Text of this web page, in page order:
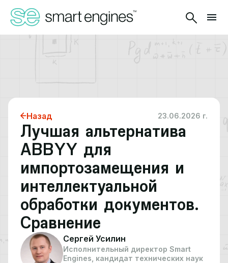
Назад 23.06.2026 г.
Лучшая альтернатива
ABBYY для
импортозамещения и
интеллектуальной
обработки документов.
Сравнение
Сергей Усилин
Исполнительный директор Smart
Engines, кандидат технических наук